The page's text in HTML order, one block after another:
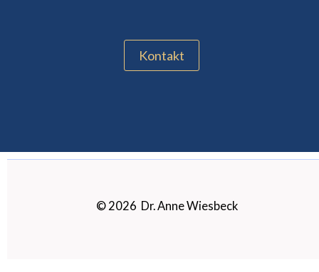
Kontakt
© 2026 Dr. Anne Wiesbeck